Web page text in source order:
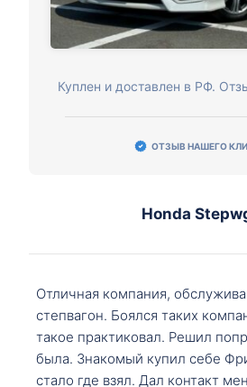
Куплен и доставлен в РФ.
ОТЗЫВ НАШЕГО
Honda
Отличная компания,
степвагон. Боялся таких
такое практиковал. Решил
была. Знакомый купил себе
стало где взял. Дал контакт